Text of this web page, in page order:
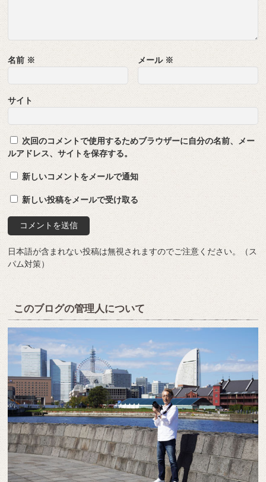
名前 ※ メール ※
サイト
次回のコメントで使用するためブラウザーに自分の名前、メー
ルアドレス、サイトを保存する。
新しいコメントをメールで通知
新しい投稿をメールで受け取る
日本語が含まれない投稿は無視されますのでご注意ください。（ス
パム対策）
このブログの管理人について